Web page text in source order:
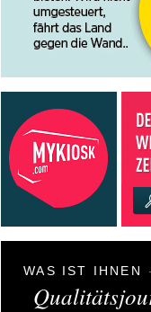
WAS IST IHNEN